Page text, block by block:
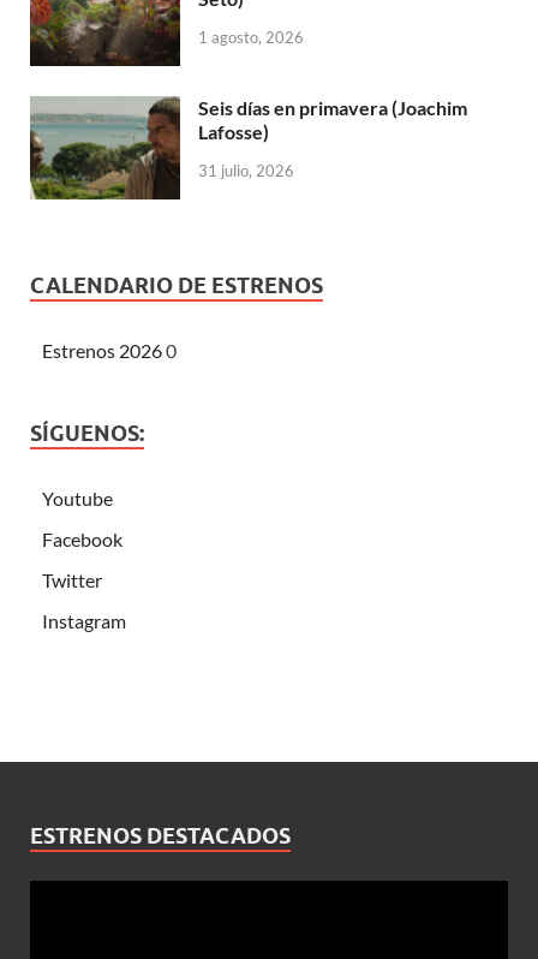
1 agosto, 2026
Seis días en primavera (Joachim
Lafosse)
31 julio, 2026
CALENDARIO DE ESTRENOS
Estrenos 20260
SÍGUENOS:
Youtube
Facebook
Twitter
Instagram
ESTRENOS DESTACADOS